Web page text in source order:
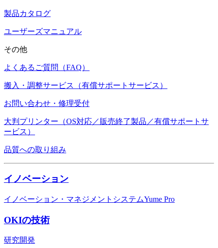
製品カタログ
ユーザーズマニュアル
その他
よくあるご質問（FAQ）
搬入・調整サービス（有償サポートサービス）
お問い合わせ・修理受付
大判プリンター（OS対応／販売終了製品／有償サポートサ
ービス）
品質への取り組み
イノベーション
イノベーション・マネジメントシステムYume Pro
OKIの技術
研究開発